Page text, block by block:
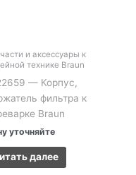
и аксессуары к
технике Braun
— Корпус,
фильтра к
Braun
уточняйте
далее